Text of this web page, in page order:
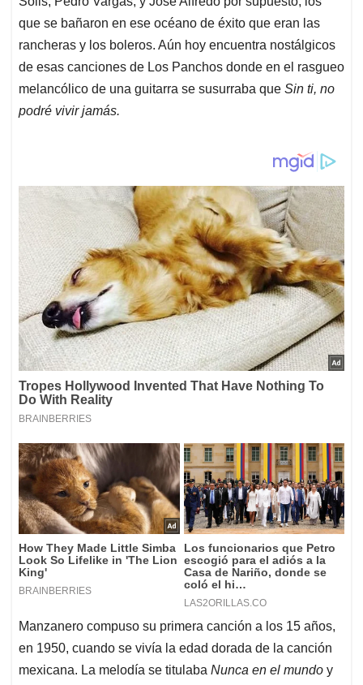
que se bañaron en ese océano de éxito que eran las
rancheras y los boleros. Aún hoy encuentra nostálgicos
de esas canciones de Los Panchos donde en el rasgueo
melancólico de una guitarra se susurraba que Sin ti, no
podré vivir jamás.
Manzanero compuso su primera canción a los 15 años,
en 1950, cuando se vivía la edad dorada de la canción
mexicana. La melodía se titulaba Nunca en el mundo y